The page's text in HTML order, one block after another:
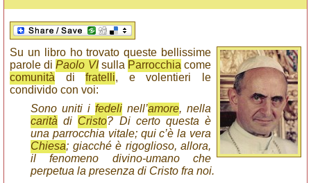
Su un libro ho trovato queste bellissime
parole diPaolo VIsulla Parrocchia come
comunità difratelli, e volentieri le
condivido con voi:
Sono uniti i fedeli nell’amore, nella
carità di Cristo? Di certo questa è
una parrocchia vitale; qui c’è la vera
Chiesa; giacché è rigoglioso, allora,
il fenomeno divino-umano che
perpetua la presenza di Cristo fra noi.